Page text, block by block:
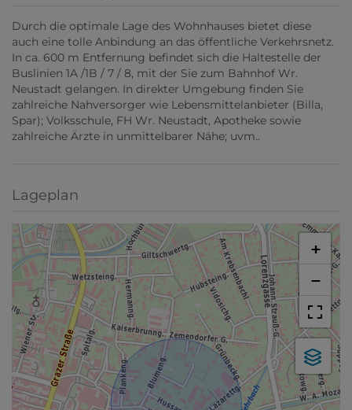
Durch die optimale Lage des Wohnhauses bietet diese
auch eine tolle Anbindung an das öffentliche Verkehrsnetz.
In ca. 600 m Entfernung befindet sich die Haltestelle der
Buslinien 1A /1B / 7 / 8, mit der Sie zum Bahnhof Wr.
Neustadt gelangen. In direkter Umgebung finden Sie
zahlreiche Nahversorger wie Lebensmittelanbieter (Billa,
Spar); Volksschule, FH Wr. Neustadt, Apotheke sowie
zahlreiche Ärzte in unmittelbarer Nähe; uvm..
Lageplan
+
−